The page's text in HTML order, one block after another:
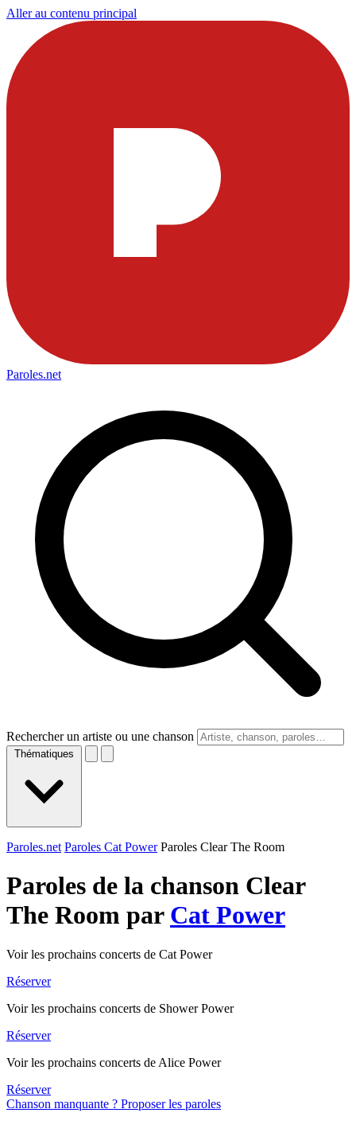
Aller au contenu principal
Paroles.net
Rechercher un artiste ou une chanson
Thématiques
Paroles.net Paroles Cat Power Paroles Clear The Room
Paroles de la chanson Clear
The Room par Cat Power
Voir les prochains concerts de Cat Power
Réserver
Voir les prochains concerts de Shower Power
Réserver
Voir les prochains concerts de Alice Power
Réserver
Chanson manquante ? Proposer les paroles